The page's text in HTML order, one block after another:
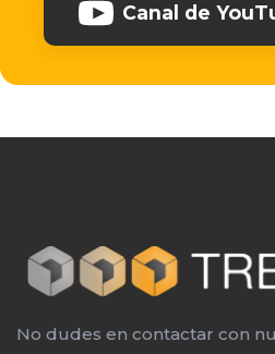
Canal de
No dudes en contactar con